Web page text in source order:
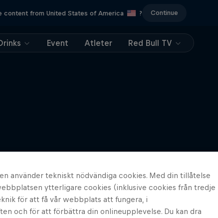
content from United States of America ? Continue
Event Atleter Red Bull TV
använder tekniskt nödvändiga cookies. Med din tillåtelse
ytterligare cookies (inklusive cookies från tredje
för att få vår webbplats att fungera, i
och för att förbättra din onlineupplevelse. Du kan dra